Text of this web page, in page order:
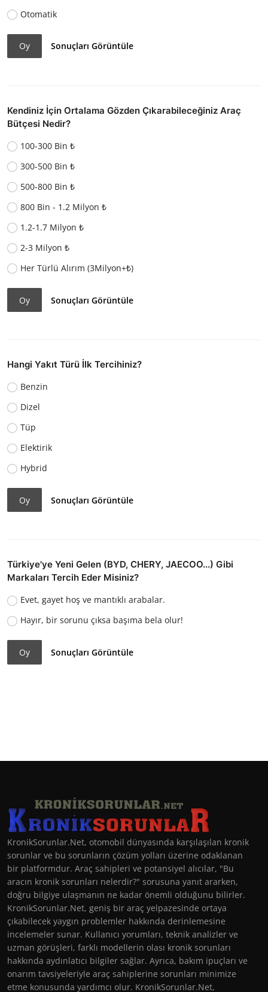
Otomatik
Oy Sonuçları Görüntüle
Kendiniz İçin Ortalama Gözden Çıkarabileceğiniz Araç
Bütçesi Nedir?
100-300 Bin ₺
300-500 Bin ₺
500-800 Bin ₺
800 Bin - 1.2 Milyon ₺
1.2-1.7 Milyon ₺
2-3 Milyon ₺
Her Türlü Alırım (3Milyon+₺)
Oy Sonuçları Görüntüle
Hangi Yakıt Türü İlk Tercihiniz?
Benzin
Dizel
Tüp
Elektirik
Hybrid
Oy Sonuçları Görüntüle
Türkiye'ye Yeni Gelen (BYD, CHERY, JAECOO...) Gibi
Markaları Tercih Eder Misiniz?
Evet, gayet hoş ve mantıklı arabalar.
Hayır, bir sorunu çıksa başıma bela olur!
Oy Sonuçları Görüntüle
KronikSorunlar.Net, otomobil dünyasında karşılaşılan kronik
sorunlar ve bu sorunların çözüm yolları üzerine odaklanan
bir platformdur. Araç sahipleri ve potansiyel alıcılar, "Bu
aracın kronik sorunları nelerdir?" sorusuna yanıt ararken,
doğru bilgiye ulaşmanın ne kadar önemli olduğunu bilirler.
KronikSorunlar.Net, geniş bir araç yelpazesinde ortaya
çıkabilecek yaygın problemler hakkında derinlemesine
incelemeler sunar. Kullanıcı yorumları, teknik analizler ve
uzman görüşleri, farklı modellerin olası kronik sorunları
hakkında aydınlatıcı bilgiler sağlar. Ayrıca, bakım ipuçları ve
onarım tavsiyeleriyle araç sahiplerine sorunları minimize
etme konusunda yardımcı olur. KronikSorunlar.Net,